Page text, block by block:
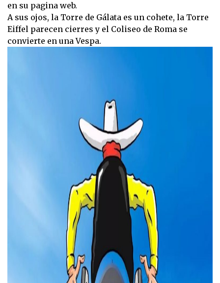
en su pagina web.
A sus ojos, la Torre de Gálata es un cohete, la Torre
Eiffel parecen cierres y el Coliseo de Roma se
convierte en una Vespa.